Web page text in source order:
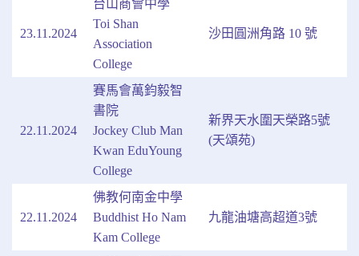
23.11.2024
台山商會中學
Toi Shan
Association
College
沙田圓洲角路 10 號
22.11.2024
賽馬會萬鈞毅智
書院
Jockey Club Man
Kwan EduYoung
College
新界天水圍天榮路5號
(天頌苑)
22.11.2024
佛教何南金中學
Buddhist Ho Nam
Kam College
九龍油塘高超道3號